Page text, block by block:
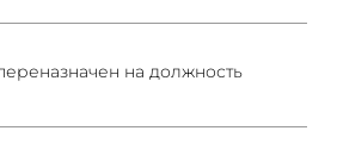
на должность